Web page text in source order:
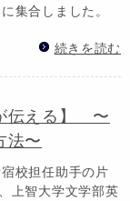
集合しました。
続きを読む
伝える】 〜
法〜
校担任助手の片
上智大学文学部英